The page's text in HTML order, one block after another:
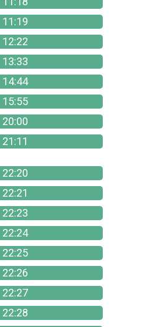
11:19
12:22
13:33
14:44
15:55
20:00
21:11
22:20
22:21
22:23
22:24
22:25
22:26
22:27
22:28